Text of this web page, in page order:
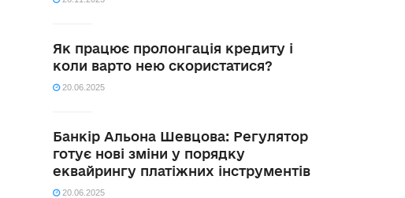
Як працює пролонгація кредиту і
коли варто нею скористатися?
20.06.2025
Банкір Альона Шевцова: Регулятор
готує нові зміни у порядку
еквайрингу платіжних інструментів
20.06.2025